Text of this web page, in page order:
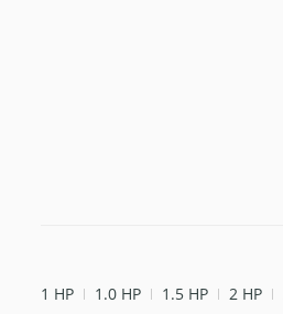
1 HP 1.0 HP 1.5 HP 2 HP